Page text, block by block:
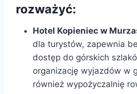
rozważyć:
Hotel Kopieniec w
dla turystów, zapewnia
dostęp do górskich
organizację wyjazdów w
również wypożyczalnię